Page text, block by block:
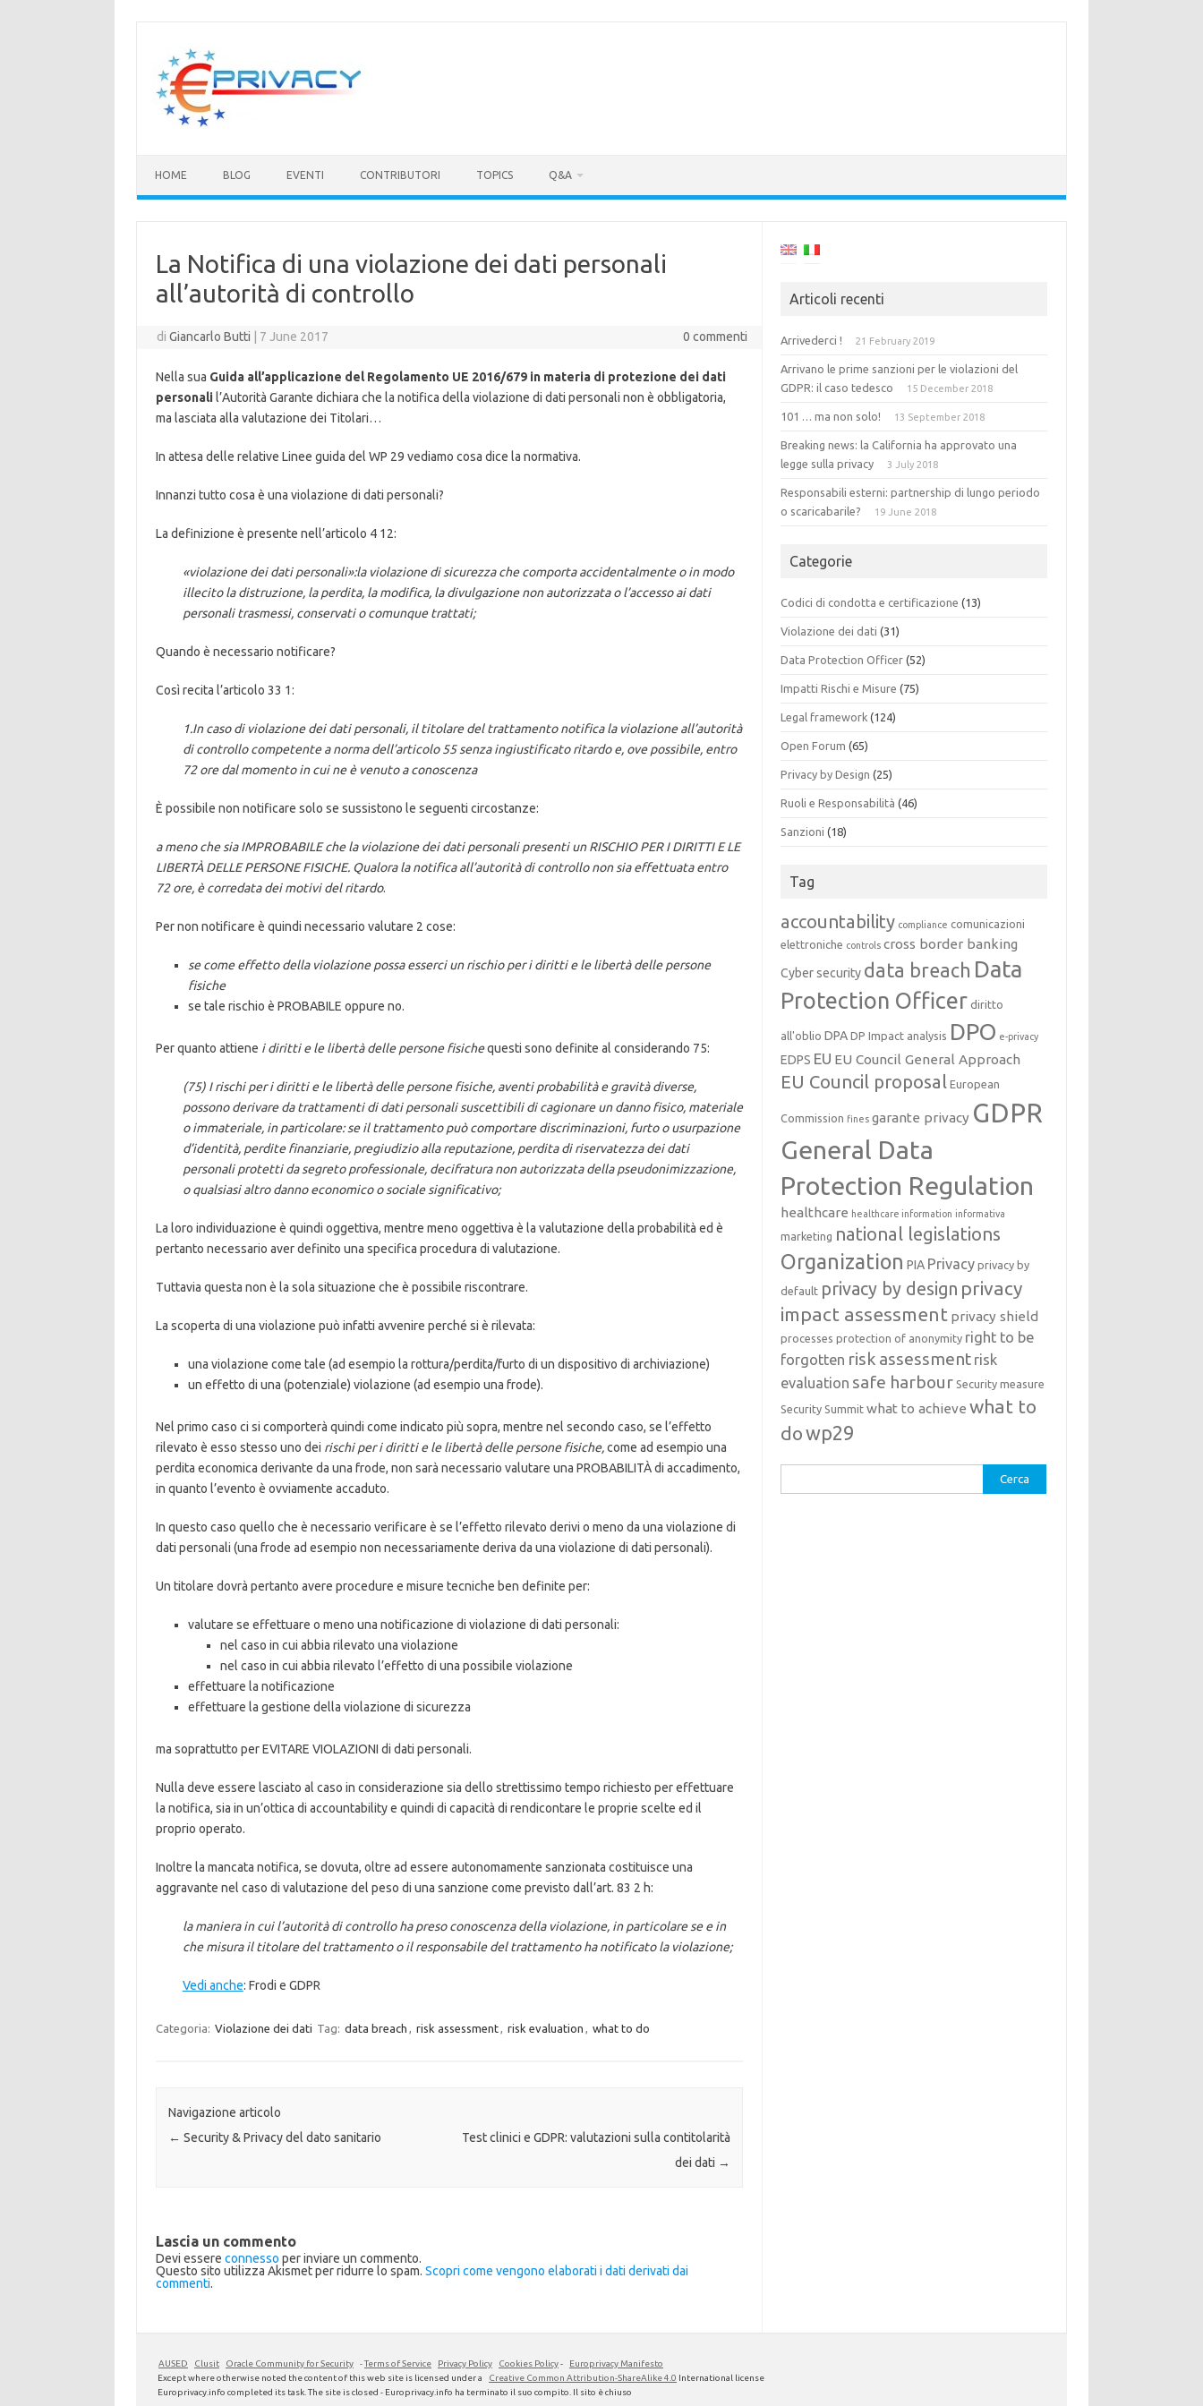
contenuto
HOME BLOG EVENTI CONTRIBUTORI TOPICS Q&A
La Notifica di una violazione dei dati personali
all’autorità di controllo
diGiancarlo Butti 7 June 2017 0 commenti
Nella sua Guida all’applicazione del Regolamento UE 2016/679 in materia di protezione dei dati
personali l’Autorità Garante dichiara che la notifica della violazione di dati personali non è obbligatoria,
ma lasciata alla valutazione dei Titolari…
In attesa delle relative Linee guida del WP 29 vediamo cosa dice la normativa.
Innanzi tutto cosa è una violazione di dati personali?
La definizione è presente nell’articolo 4 12:
«violazione dei dati personali»:la violazione di sicurezza che comporta accidentalmente o in modo
illecito la distruzione, la perdita, la modifica, la divulgazione non autorizzata o l’accesso ai dati
personali trasmessi, conservati o comunque trattati;
Quando è necessario notificare?
Così recita l’articolo 33 1:
1.In caso di violazione dei dati personali, il titolare del trattamento notifica la violazione all’autorità
di controllo competente a norma dell’articolo 55 senza ingiustificato ritardo e, ove possibile, entro
72 ore dal momento in cui ne è venuto a conoscenza
È possibile non notificare solo se sussistono le seguenti circostanze:
a meno che sia IMPROBABILE che la violazione dei dati personali presenti un RISCHIO PER I DIRITTI E LE
LIBERTÀ DELLE PERSONE FISICHE. Qualora la notifica all’autorità di controllo non sia effettuata entro
72 ore, è corredata dei motivi del ritardo.
Per non notificare è quindi necessario valutare 2 cose:
se come effetto della violazione possa esserci unrischio per i diritti e le libertà delle persone
fisiche
se tale rischio è PROBABILE oppure no.
Per quanto attiene i diritti e le libertà delle persone fisichequesti sono definite al considerando 75:
(75) I rischi per i diritti e le libertà delle persone fisiche, aventi probabilità e gravità diverse,
possono derivare da trattamenti di dati personali suscettibili di cagionare un danno fisico, materiale
o immateriale, in particolare: se il trattamento può comportare discriminazioni, furto o usurpazione
d’identità, perdite finanziarie, pregiudizio alla reputazione, perdita di riservatezza dei dati
personali protetti da segreto professionale, decifratura non autorizzata della pseudonimizzazione,
o qualsiasi altro danno economico o sociale significativo;
La loro individuazione è quindi oggettiva, mentre meno oggettiva è la valutazione della probabilità ed è
pertanto necessario aver definito una specifica procedura di valutazione.
Tuttavia questa non è la sola situazione che è possibile riscontrare.
La scoperta di una violazione può infatti avvenire perché si è rilevata:
una violazione come tale (ad esempio la rottura/perdita/furto di un dispositivo di archiviazione)
un effetto di una (potenziale) violazione (ad esempio una frode).
Nel primo caso ci si comporterà quindi come indicato più sopra, mentre nel secondo caso, se l’effetto
rilevato è esso stesso uno dei rischi per i diritti e le libertà delle persone fisiche,come ad esempio una
perdita economica derivante da una frode, non sarà necessario valutare una PROBABILITÀ di accadimento,
in quanto l’evento è ovviamente accaduto.
In questo caso quello che è necessario verificare è se l’effetto rilevato derivi o meno da una violazione di
dati personali (una frode ad esempio non necessariamente deriva da una violazione di dati personali).
Un titolare dovrà pertanto avere procedure e misure tecniche ben definite per:
valutare se effettuare o meno una notificazione di violazione di dati personali:
nel caso in cui abbia rilevato una violazione
nel caso in cui abbia rilevato l’effetto di una possibile violazione
effettuare la notificazione
effettuare la gestione della violazione di sicurezza
ma soprattutto per EVITARE VIOLAZIONI di dati personali.
Nulla deve essere lasciato al caso in considerazione sia dello strettissimo tempo richiesto per effettuare
la notifica, sia in un’ottica di accountability e quindi di capacità di rendicontare le proprie scelte ed il
proprio operato.
Inoltre la mancata notifica, se dovuta, oltre ad essere autonomamente sanzionata costituisce una
aggravante nel caso di valutazione del peso di una sanzione come previsto dall’art. 83 2 h:
la maniera in cui l’autorità di controllo ha preso conoscenza della violazione, in particolare se e in
che misura il titolare del trattamento o il responsabile del trattamento ha notificato la violazione;
Vedi anche: Frodi e GDPR
Categoria: Violazione dei dati Tag: data breach , risk assessment, risk evaluation , what to do
Navigazione articolo
← Security & Privacy del dato sanitario
Test clinici e GDPR: valutazioni sulla contitolarità
dei dati →
Lascia un commento
Devi essere connesso per inviare un commento.
Questo sito utilizza Akismet per ridurre lo spam. Scopri come vengono elaborati i dati derivati dai
commenti.
Articoli recenti
Arrivederci ! 21 February 2019
Arrivano le prime sanzioni per le violazioni del
GDPR: il caso tedesco
15 December 2018
101 … ma non solo! 13 September 2018
Breaking news: la California ha approvato una
legge sulla privacy
3 July 2018
Responsabili esterni: partnership di lungo periodo
o scaricabarile?
19 June 2018
Categorie
Codici di condotta e certificazione (13)
Violazione dei dati (31)
Data Protection Officer (52)
Impatti Rischi e Misure (75)
Legal framework (124)
Open Forum (65)
Privacy by Design (25)
Ruoli e Responsabilità (46)
Sanzioni (18)
Tag
accountability compliance comunicazioni
elettroniche controls cross border banking
Cyber security data breach Data
Protection Officer diritto
all'oblio DPA DP Impact analysis DPO e-privacy
EDPS EU EU Council General Approach
EU Council proposal European
Commission fines garante privacy GDPR
General Data
Protection Regulation
healthcare healthcare information informativa
marketing national legislations
Organization PIA Privacy privacy by
default privacy by design privacy
impact assessment privacy shield
processes protection of anonymity right to be
forgotten risk assessment risk
evaluation safe harbour Security measure
Security Summit what to achieve what to
dowp29
per:
AUSED Clusit Oracle Community for Security -Terms of Service Privacy Policy Cookies Policy-
Europrivacy Manifesto
Except where otherwise noted the content of this web site is licensed under a
Creative Common Attribution-ShareAlike 4.0 International license
Europrivacy.info completed its task. The site is closed - Europrivacy.info ha terminato il suo compito. Il sito è chiuso